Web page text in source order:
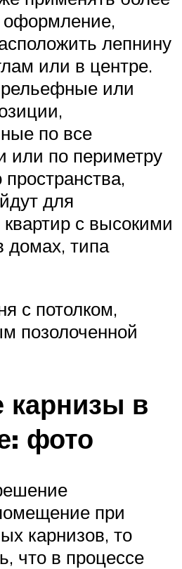
оформление,
лепнину
или в центре.
или
по все
или по периметру
пространства,
для
с высокими
домах, типа
с потолком,
позолоченной
карнизы в
фото
при
карнизов, то
что в процессе